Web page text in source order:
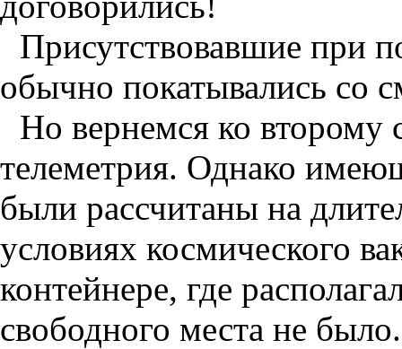
Присутствовавшие при
обычно покатывались со
Но вернемся ко
телеметрия. Однако
были рассчитаны на
условиях космического
контейнере, где
свободного места не